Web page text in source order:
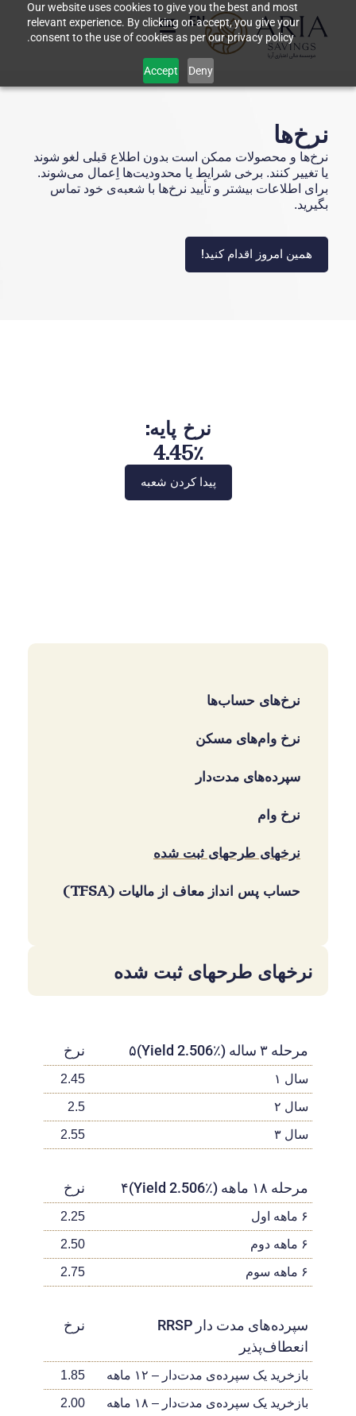
Our website uses cookies to give you the best and most
relevant experience. By clicking on accept, you give your
consent to the use of cookies as per our privacy policy.
Deny
Accept
EN
نرخ‌ها
نرخ‌ها و محصولات ممکن است بدون اطلاع قبلی لغو شوند
یا تغییر کنند. برخی شرایط یا محدودیت‌ها اِعمال می‌‌شوند.
برای اطلاعات بیشتر و تأیید نرخ‌ها با شعبه‌ی خود تماس
بگیرید.
همین امروز اقدام کنید!
نرخ پایه:
4.45٪
پیدا کردن شعبه
نرخ‌های حساب‌ها
نرخ وام‌های مسکن
سپرده‌های مدت‌دار
نرخ وام
نرخهای طرحهای ثبت شده
حساب پس انداز معاف از مالیات (TFSA)
نرخهای طرحهای ثبت شده
مرحله ۳ ساله (Yield 2.506٪)۵ نرخ
سال ۱ 2.45
سال ۲ 2.5
سال ۳ 2.55
مرحله ۱۸ ماهه (Yield 2.506٪)۴ نرخ
۶ ماهه اول 2.25
۶ ماهه دوم 2.50
۶ ماهه سوم 2.75
سپرده‌های مدت دار RRSP
انعطاف‌پذیر
نرخ
بازخرید یک سپرده‌ی مدت‌دار – ۱۲ ماهه 1.85
بازخرید یک سپرده‌ی مدت‌دار – ۱۸ ماهه 2.00